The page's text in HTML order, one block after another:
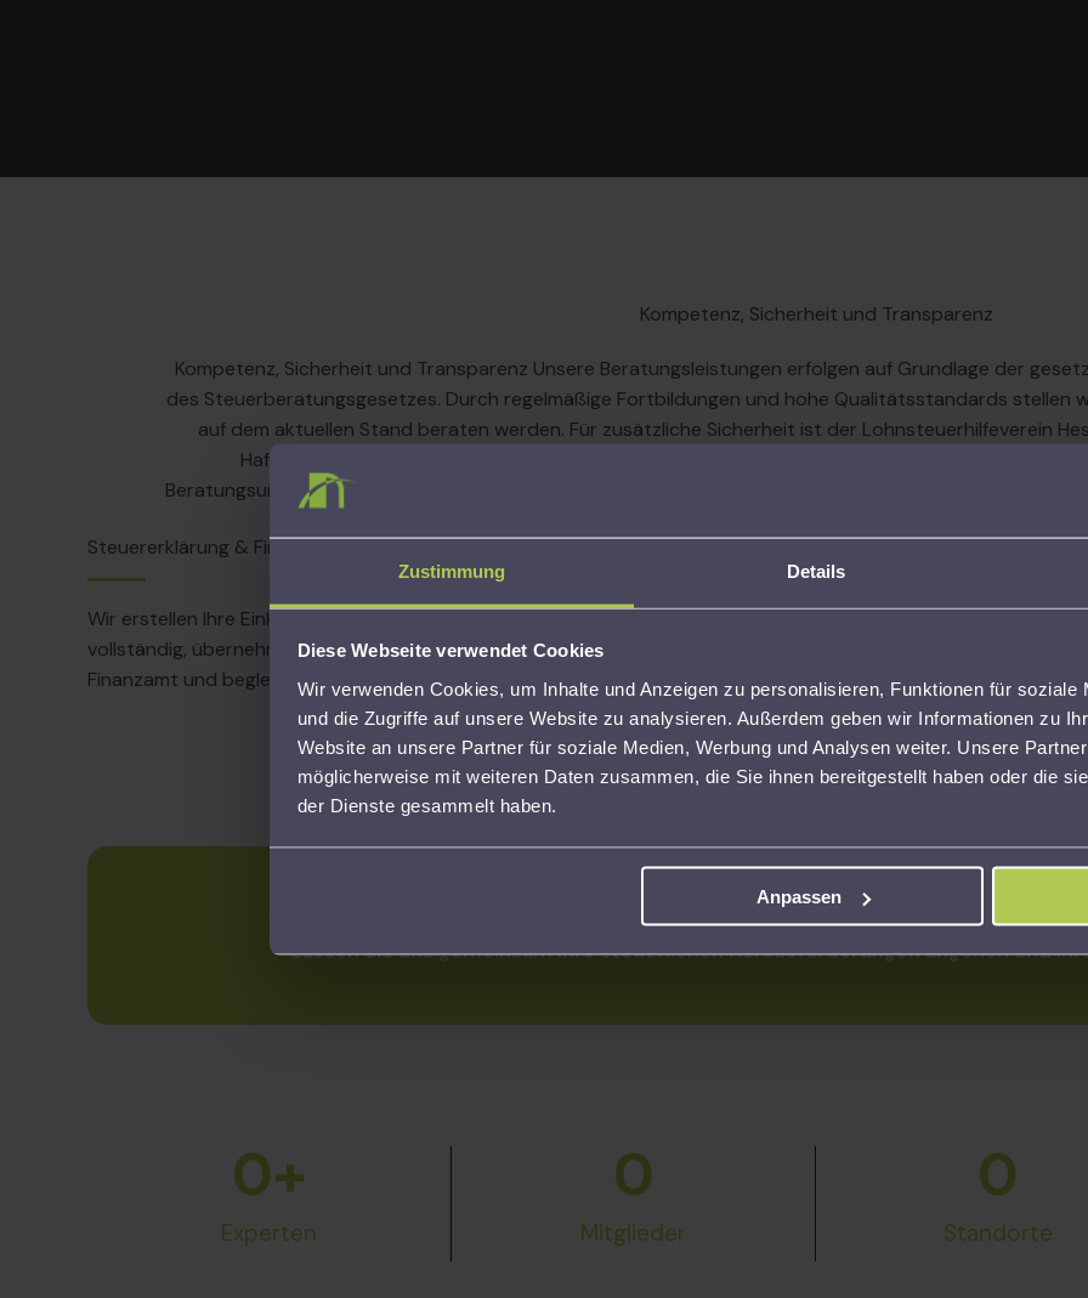
Zustimmung Details
Diese Webseite verwendet Cookies
Wir verwenden Cookies, um Inhalte und Anzeigen zu personalisieren, Funktionen für soziale
und die Zugriffe auf unsere Website zu analysieren. Außerdem geben wir Informationen zu
Website an unsere Partner für soziale Medien, Werbung und Analysen weiter. Unsere
möglicherweise mit weiteren Daten zusammen, die Sie ihnen bereitgestellt haben oder die
der Dienste gesammelt haben.
Anpassen
Kompetenz, Sicherheit und Transparenz
Kompetenz, Sicherheit und Transparenz Unsere Beratungsleistungen erfolgen auf Grundlage der
des Steuerberatungsgesetzes. Durch regelmäßige Fortbildungen und hohe Qualitätsstandards stellen
auf dem aktuellen Stand beraten werden. Für zusätzliche Sicherheit ist der Lohnsteuerhilfeverein
Haftpflichtversicherung abgesichert und haftet im Falle einer fehlerhaften Beratungsleistung.
Beratungsumfang sind bereits mit dem jährlichen Mitgliedsbeitrag sowie der einmaligen
Steuererklärung & Finanzamt
Wir erstellen Ihre Einkommensteuererklärung
vollständig, übernehmen den Schriftverkehr mit dem
Finanzamt und begleiten Sie bis zum Steuerbescheid.
Auch nach der Abgabe für Sie da
Ihrer Steuererklärung. Wir prüfen Bescheide,
beantworten Rückfragen und begleiten Sie bei allen
weiteren Schritten.
Jetzt aktiv werden!
Lassen Sie uns gemeinsam Ihre steuerlichen Herausforderungen angehen und
Experten
0+
Mitglieder
0
Standorte
0